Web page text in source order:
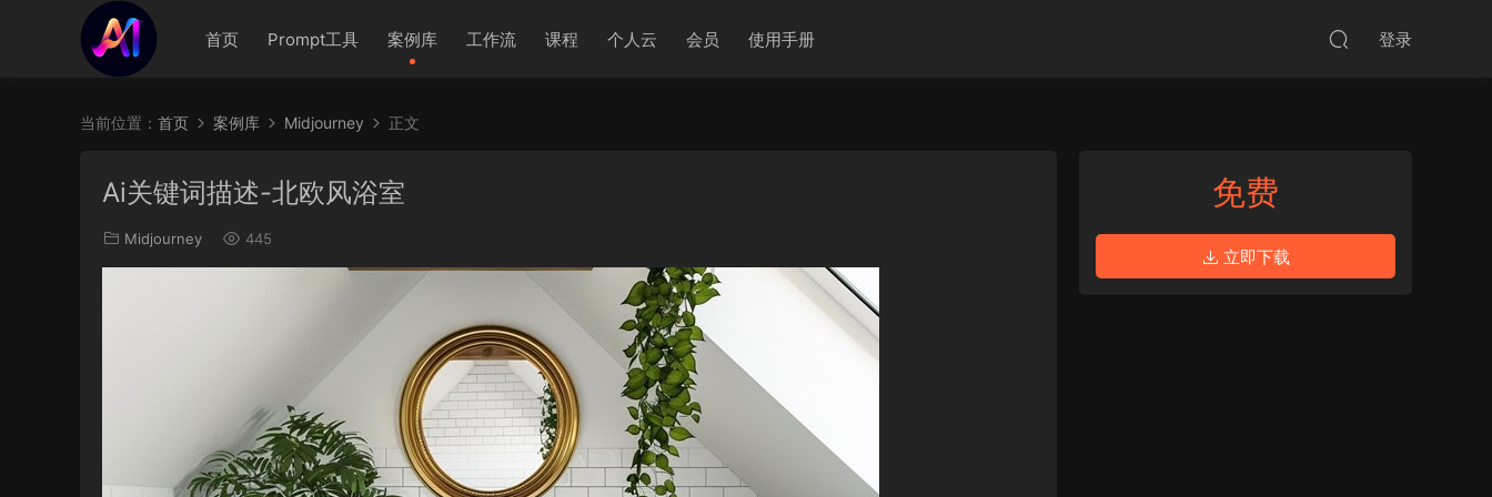
首页 Prompt工具 案例库 工作流 课程 个人云 会员 使用手册 登录
当前位置： 首页 案例库 Midjourney 正文
Ai关键词描述-北欧风浴室
Midjourney 445
免费
立即下载